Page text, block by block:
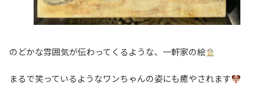
のどかな雰囲気が伝わってくるような、一軒家の絵
まるで笑っているようなワンちゃんの姿にも癒やされます